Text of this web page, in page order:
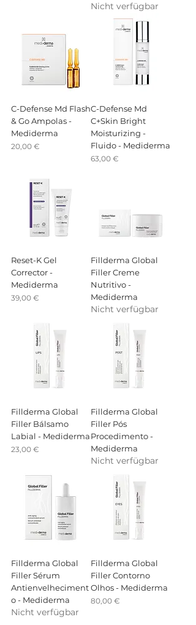
Nicht verfügbar
C-Defense Md Flash
& Go Ampolas -
Mediderma
Preis
20,00 €
C-Defense Md
C+Skin Bright
Moisturizing -
Fluido - Mediderma
Preis
63,00 €
Reset-K Gel
Corrector -
Mediderma
Preis
39,00 €
Fillderma Global
Filler Creme
Nutritivo -
Mediderma
Nicht verfügbar
Fillderma Global
Filler Bálsamo
Labial - Mediderma
Preis
23,00 €
Fillderma Global
Filler Pós
Procedimento -
Mediderma
Nicht verfügbar
Fillderma Global
Filler Sérum
Antienvelheciment
o - Mediderma
Nicht verfügbar
Fillderma Global
Filler Contorno
Olhos - Mediderma
Preis
80,00 €